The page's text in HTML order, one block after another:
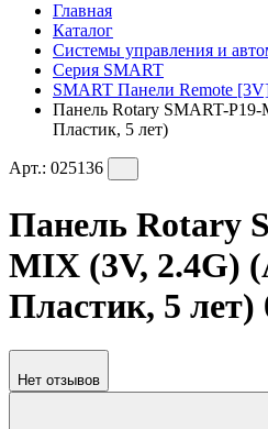
Главная
Каталог
Системы управления и
Серия SMART
SMART Панели Remote
Панель Rotary SMART-
Пластик, 5 лет)
Арт.: 025136
Панель Rotary
MIX (3V, 2.4G)
Пластик, 5 лет)
Нет отзывов